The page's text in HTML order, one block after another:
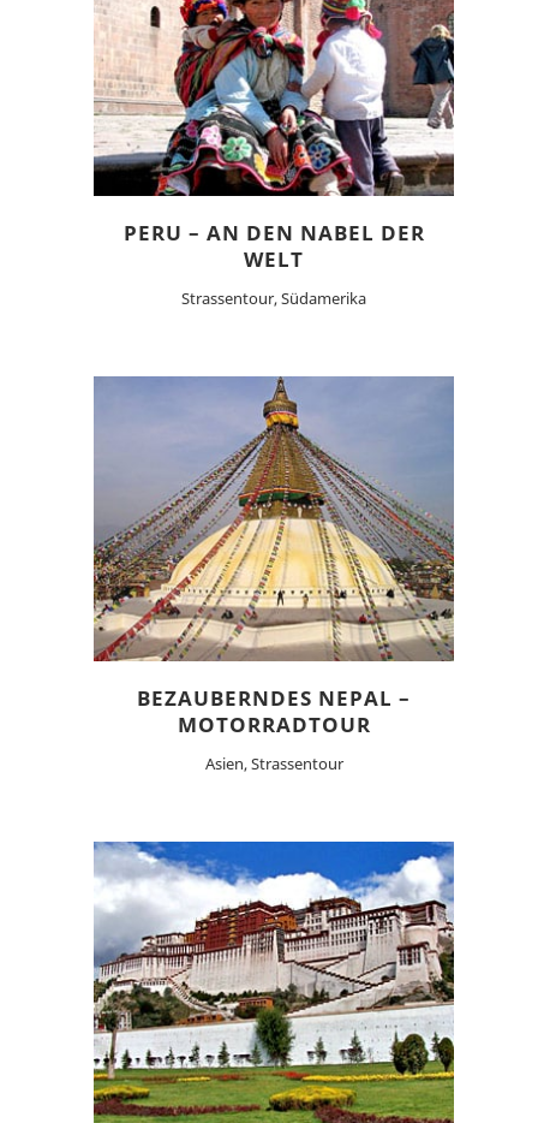
PERU – AN DEN NABEL DER
WELT
Strassentour, Südamerika
BEZAUBERNDES NEPAL –
MOTORRADTOUR
Asien, Strassentour